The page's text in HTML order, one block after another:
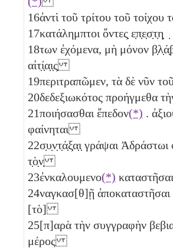
16ἀντὶ τοῦ τρίτου τοῦ τοίχου
17κατάλημπτοι ὄντες̣
18των ἐχόμενα, μὴ μόνον
αἰτ̣ί̣α̣ι̣ς̣
19περιτραπῶμεν, τὰ δὲ νῦν
20δεδεξιωκότος προήγμεθα
21ποιήσασθαι ἔπεδον(*) .
φαίνηται
22σ̣υ̣ν̣τ̣ά̣ξ̣α̣ι̣ γράψαι
τ̣ὸ̣ν̣
23ἐνκαλουμενο(*)
24ναγκασ[θ]ῇ ἀποκαταστῆσαι
[τὸ]
25[π]αρὰ τὴν συγγραφὴν
μέρος